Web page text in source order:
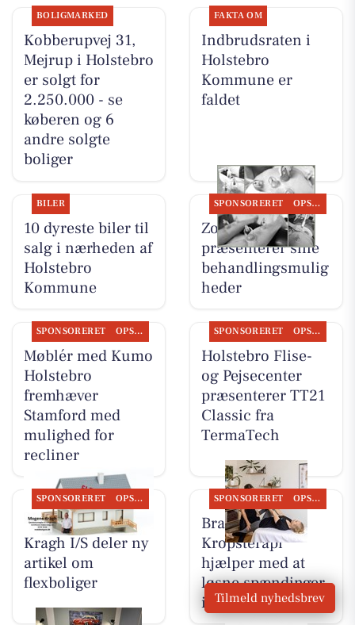
BOLIGMARKED
Kobberupvej 31,
Mejrup i Holstebro
er solgt for
2.250.000 - se
køberen og 6
andre solgte
boliger
FAKTA OM
Indbrudsraten i
Holstebro
Kommune er
faldet
BILER
10 dyreste biler til
salg i nærheden af
Holstebro
Kommune
SPONSORERET OPSLAGSTAVLEN
Zones By Gitte
præsenterer sine
behandlingsmulig
heder
SPONSORERET OPSLAGSTAVLEN
Møblér med Kumo
Holstebro
fremhæver
Stamford med
mulighed for
recliner
SPONSORERET OPSLAGSTAVLEN
Holstebro Flise-
og Pejsecenter
præsenterer TT21
Classic fra
TermaTech
SPONSORERET OPSLAGSTAVLEN
BoligOne Mogens
Kragh I/S deler ny
artikel om
flexboliger
SPONSORERET OPSLAGSTAVLEN
Brandsborgs
Kropsterapi
hjælper med at
løsne spændinger
i fascia
Tilmeld nyhedsbrev